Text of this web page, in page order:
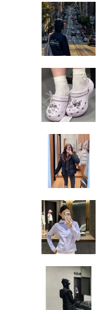
$109.99 $140.00
能穿到40码
Footlocker